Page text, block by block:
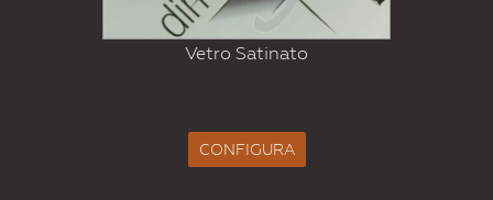
Vetro Satinato
CONFIGURA